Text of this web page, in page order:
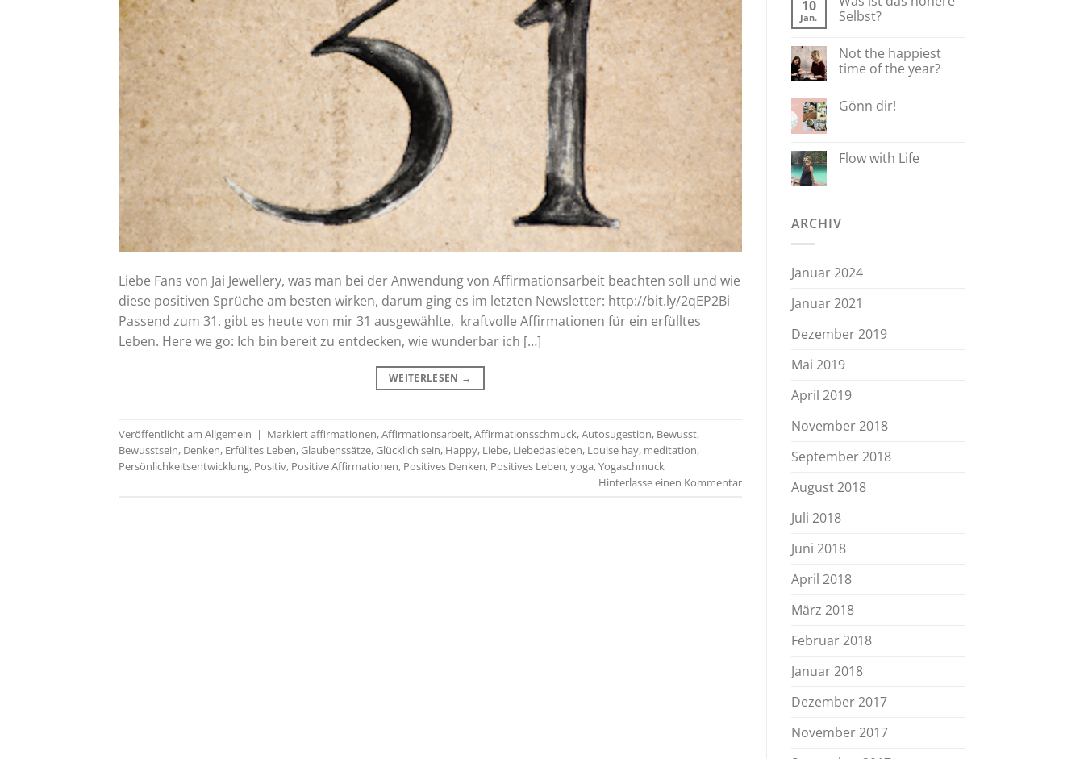
Liebe Fans von Jai Jewellery, was man bei der Anwendung von Affirmationsarbeit beachten soll und wie
diese positiven Sprüche am besten wirken, darum ging es im letzten Newsletter: http://bit.ly/2qEP2Bi
Passend zum 31. gibt es heute von mir 31 ausgewählte, kraftvolle Affirmationen für ein erfülltes
Leben. Here we go: Ich bin bereit zu entdecken, wie wunderbar ich […]
WEITERLESEN →
Veröffentlicht am Allgemein | Markiertaffirmationen,Affirmationsarbeit,Affirmationsschmuck,Autosugestion, Bewusst,
Bewusstsein, Denken, Erfülltes Leben,Glaubenssätze,Glücklich sein, Happy, Liebe, Liebedasleben, Louise hay, meditation,
Persönlichkeitsentwicklung, Positiv, Positive Affirmationen, Positives Denken, Positives Leben,yoga,Yogaschmuck
Hinterlasse einen Kommentar
10
Jan.
Selbst?
Not the happiest
time of the year?
Gönn dir!
Flow with Life
ARCHIV
Januar 2024
Januar 2021
Dezember 2019
Mai 2019
April 2019
November 2018
September 2018
August 2018
Juli 2018
Juni 2018
April 2018
März 2018
Februar 2018
Januar 2018
Dezember 2017
November 2017